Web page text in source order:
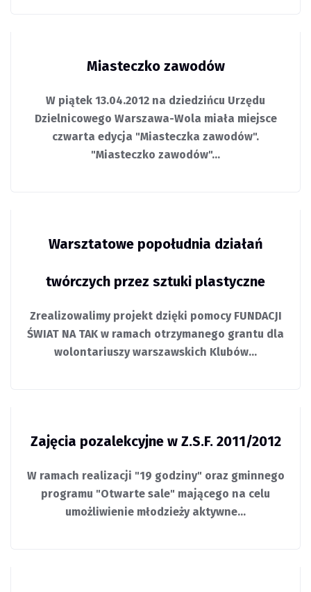
Miasteczko zawodów
W piątek 13.04.2012 na dziedzińcu Urzędu
Dzielnicowego Warszawa-Wola miała miejsce
czwarta edycja "Miasteczka zawodów".
"Miasteczko zawodów"…
Warsztatowe popołudnia działań
twórczych przez sztuki plastyczne
Zrealizowalimy projekt dzięki pomocy FUNDACJI
ŚWIAT NA TAK w ramach otrzymanego grantu dla
wolontariuszy warszawskich Klubów…
Zajęcia pozalekcyjne w Z.S.F. 2011/2012
W ramach realizacji "19 godziny" oraz gminnego
programu "Otwarte sale" mającego na celu
umożliwienie młodzieży aktywne…